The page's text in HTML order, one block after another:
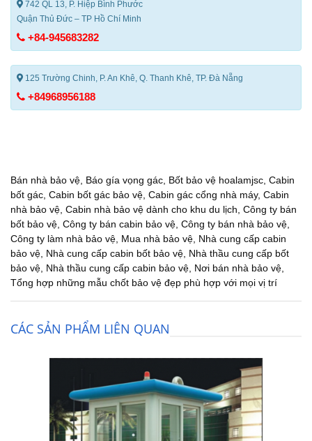
742 QL 13, P. Hiệp Bình Phước
Quận Thủ Đức – TP Hồ Chí Minh
+84-945683282
125 Trường Chinh, P. An Khê, Q. Thanh Khê, TP. Đà Nẵng
+84968956188
Bán nhà bảo vệ Báo gía vọng gác Bốt bảo vệ hoalamjsc Cabin
bốt gác Cabin bốt gác bảo vệ Cabin gác cổng nhà máy, Cabin
nhà bảo vệ Cabin nhà bảo vệ dành cho khu du lịch Công ty bán
bốt bảo vệ Công ty bán cabin bảo vệ Công ty bán nhà bảo vệ
Công ty làm nhà bảo vệ Mua nhà bảo vệ Nhà cung cấp cabin
bảo vệ Nhà cung cấp cabin bốt bảo vệ Nhà thầu cung cấp bốt
bảo vệ Nhà thầu cung cấp cabin bảo vệ Nơi bán nhà bảo vệ
Tổng hợp những mẫu chốt bảo vệ đẹp phù hợp với mọi vị trí
CÁC SẢN PHẨM LIÊN QUAN